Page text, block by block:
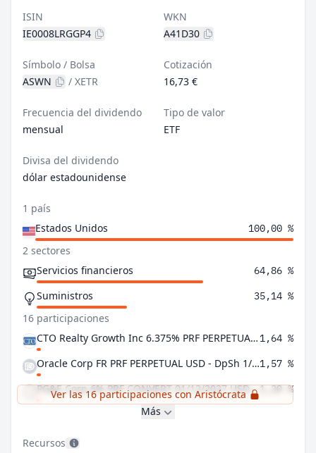
ISIN
IE0008LRGGP4
WKN
A41D30
Símbolo / Bolsa
ASWN
/ XETR
Cotización
16,73 €
Frecuencia del dividendo
mensual
Tipo de valor
ETF
Divisa del dividendo
dólar estadounidense
1 país
Estados Unidos
100,00 %
2 sectores
Servicios financieros
64,86 %
Suministros 35,14 %
16 participaciones
CTO Realty Growth Inc 6.375% PRF PERPETUAL USD 25 - Ser A 1,64 %
Oracle Corp FR PRF PERPETUAL USD - DpSh 1/2000 Prf Sr D1,57 %
PG&E Corp 6% PRF CONVERT 01/12/2027 USD - Ser A1,20 %
Ver las 16 participaciones con Aristócrata
Más
Recursos